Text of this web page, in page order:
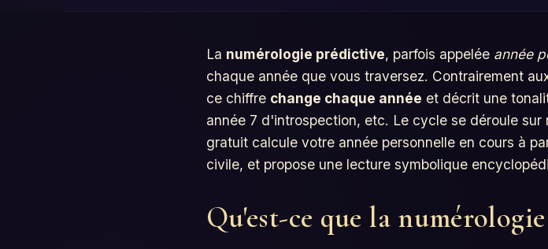
La numérologie prédictive, parfois appelée année
chaque année que vous traversez. Contrairement
ce chiffre change chaque année et décrit une
année 7 d'introspection, etc. Le cycle se déroule
gratuit calcule votre année personnelle en cours à
civile, et propose une lecture symbolique
Qu'est-ce que la